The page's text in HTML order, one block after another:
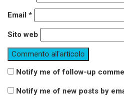
Email *
Sito web
Notify me of follow-up
Notify me of new posts by